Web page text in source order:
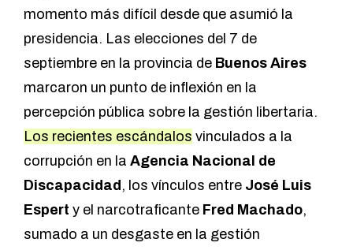
momento más difícil desde que asumió la
presidencia. Las elecciones del 7 de
septiembre en la provincia de Buenos Aires
marcaron un punto de inflexión en la
percepción pública sobre la gestión libertaria.
Los recientes escándalos vinculados a la
corrupción en la Agencia Nacional de
Discapacidad , los vínculos entre José Luis
Espert y el narcotraficante Fred Machado,
sumado a un desgaste en la gestión